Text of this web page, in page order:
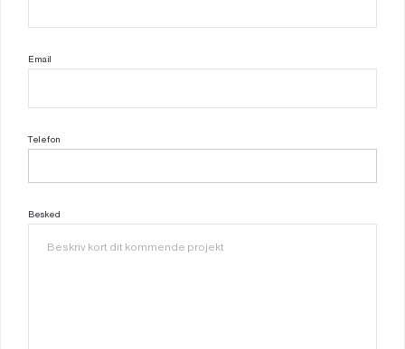
Email
Telefon
Besked